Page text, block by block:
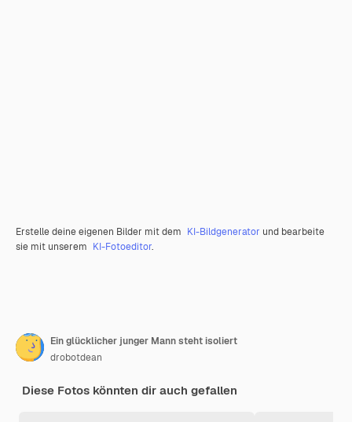
Erstelle deine eigenen Bilder mit dem KI-Bildgenerator und bearbeite
sie mit unserem KI-Fotoeditor.
Ein glücklicher junger Mann steht isoliert
drobotdean
Diese Fotos könnten dir auch gefallen